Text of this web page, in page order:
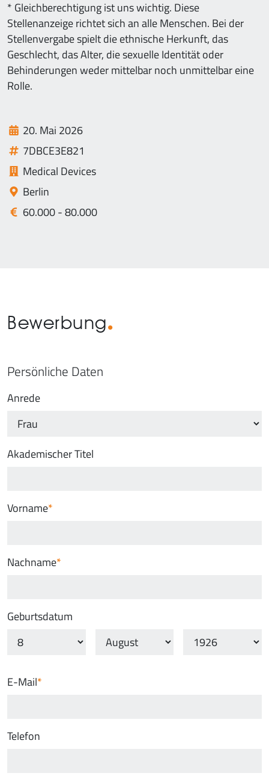
* Gleichberechtigung ist uns wichtig. Diese
Stellenanzeige richtet sich an alle Menschen. Bei der
Stellenvergabe spielt die ethnische Herkunft, das
Geschlecht, das Alter, die sexuelle Identität oder
Behinderungen weder mittelbar noch unmittelbar eine
Rolle.
20. Mai 2026
7DBCE3E821
Medical Devices
Berlin
60.000 - 80.000
Bewerbung
Persönliche Daten
Anrede
Akademischer Titel
Vorname
Nachname
Geburtsdatum
E-Mail
Telefon